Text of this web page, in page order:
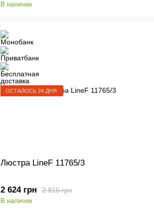
В наличии
ОСТАЛОСЬ 24 ДНЯ
Люстра LineF 11765/3
2 915 грн
2 624 грн
В наличии